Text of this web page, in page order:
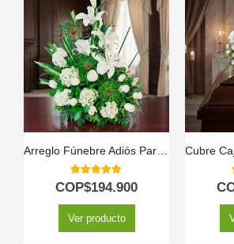
Arreglo Fúnebre Adiós Para Siempre
5.00out of 5
COP$194.900
Ver producto